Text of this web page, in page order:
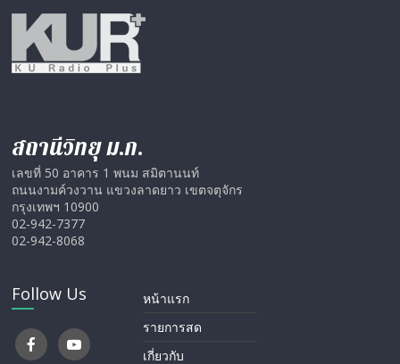
สถานีวิทยุ ม.ก.
เลขที่ 50 อาคาร 1 พนม สมิตานนท์
ถนนงามค์วงวาน แขวงลาดยาว เขตจตุจักร
กรุงเทพฯ 10900
02-942-7377
02-942-8068
Follow Us
หน้าแรก
รายการสด
เกี่ยวกับ